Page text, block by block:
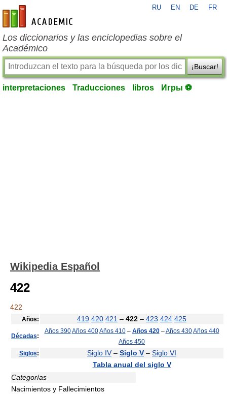
es-academic.com
RU EN DE FR
Los diccionarios y las enciclopedias sobre el
Académico
¡Buscar!
interpretaciones Traducciones libros Игры ⚽
Wikipedia Español
422
422
Años: 419 420 421 – 422 – 423 424 425
Décadas:
Años 390Años 400Años 410– Años 420–Años 430Años 440
Años 450
Siglos: Siglo IV – Siglo V – Siglo VI
Tabla anual del siglo V
Categorías
Nacimientos y Fallecimientos